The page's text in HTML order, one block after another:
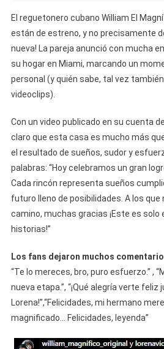
El reguetonero cubano William El
están de estreno, y no precisamente
nueva! La pareja anunció con mucha
su hogar en Miami, marcando un
personal (y quién sabe, tal vez
videoclips).
Con un video publicado en su cuenta
claro que esta casa es mucho más
el resultado de sueños, sudor y
palabras: “Hoy celebramos un gran
Cada rincón representa sueños
futuro lleno de posibilidades. A los que
camino, muchas gracias ¡Este es solo
historias!”
Los fans dejaron muchos
“Te lo mereces, bro, puro esfuerzo.” ,
nueva etapa.”, “¡Qué alegría verte feliz
Lorena!”,“Felicidades, mi hermano
magnificado… Felicidades, leyenda”